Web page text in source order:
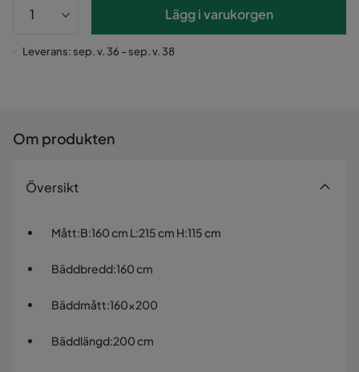
Lägg i varukorgen
Leverans: sep. v. 36 - sep. v. 38
Om produkten
Översikt
Mått:B:160 cm L:215 cm H:115 cm
Bäddbredd:160 cm
Bäddmått:160x200
Bäddlängd:200 cm